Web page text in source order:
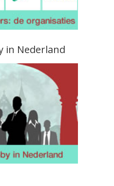
in Nederland